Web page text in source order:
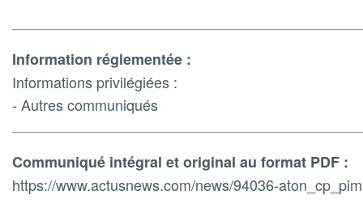
Information réglementée :
Informations privilégiées :
- Autres communiqués
Communiqué intégral et original au format PDF :
https://www.actusnews.com/news/94036-